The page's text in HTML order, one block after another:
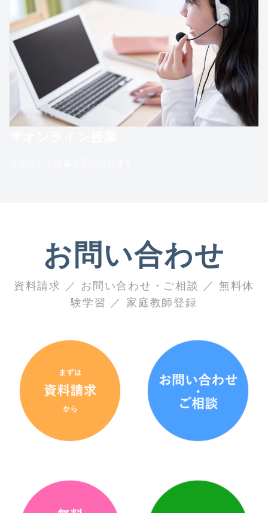
お問い合わせ
資料請求 ／ お問い合わせ・ご相談 ／ 無料体
験学習 ／ 家庭教師登録